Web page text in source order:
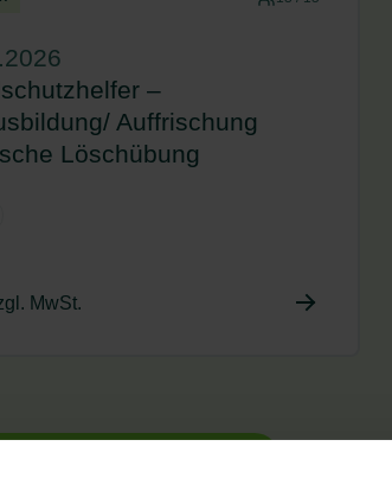
–
Auffrischung
Löschübung
MwSt.